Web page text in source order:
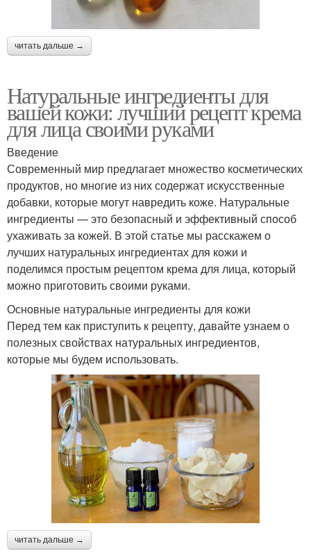
читать дальше →
Натуральные ингредиенты для
вашей кожи: лучший рецепт крема
для лица своими руками
Введение
Современный мир предлагает множество косметических
продуктов, но многие из них содержат искусственные
добавки, которые могут навредить коже. Натуральные
ингредиенты — это безопасный и эффективный способ
ухаживать за кожей. В этой статье мы расскажем о
лучших натуральных ингредиентах для кожи и
поделимся простым рецептом крема для лица, который
можно приготовить своими руками.
Основные натуральные ингредиенты для кожи
Перед тем как приступить к рецепту, давайте узнаем о
полезных свойствах натуральных ингредиентов,
которые мы будем использовать.
читать дальше →